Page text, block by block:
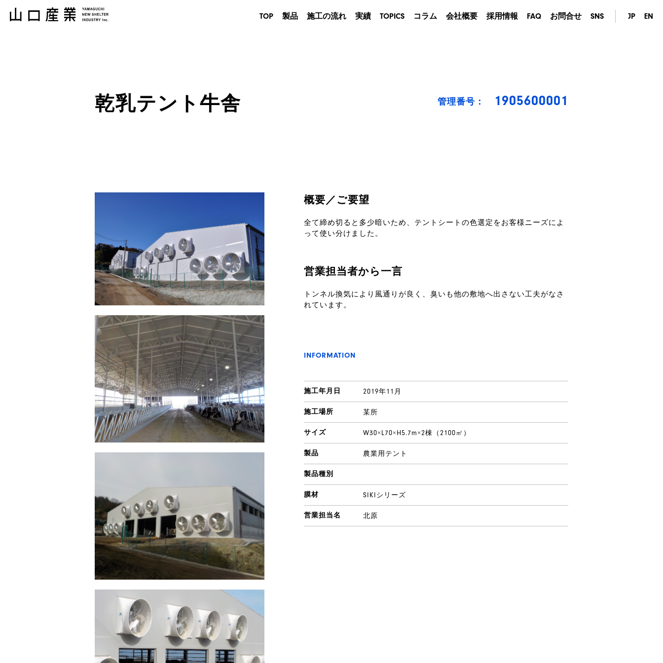
TOP 製品 施工の流れ 実績 TOPICS コラム 会社概要 採用情報 FAQ お問合せ SNS JP EN
乾乳テント牛舎 管理番号： 1905600001
概要／ご要望
全て締め切ると多少暗いため、テントシートの色選定をお客様ニーズによ
って使い分けました。
営業担当者から一言
トンネル換気により風通りが良く、臭いも他の敷地へ出さない工夫がなさ
れています。
INFORMATION
施工年月日 2019年11月
施工場所 某所
サイズ W30×L70×H5.7m×2棟（2100㎡）
製品 農業用テント
製品種別
膜材 SIKIシリーズ
営業担当名 北原